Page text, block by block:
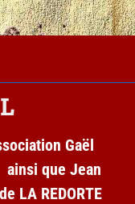
Gaël
que Jean
LA REDORTE